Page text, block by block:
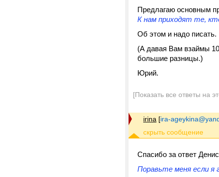
Предлагаю основным
К нам приходят те,
Об этом и надо писать.
(А давая Вам взаймы
большие разницы.)
Юрий.
[Показать все ответы на
irina [ira-
Спасибо за ответ
Поравьте меня если я